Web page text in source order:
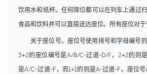
饮用水和纸杯。任何席位都可以在列车上通过
食品和饮料并可以直接送达座位。所有座位对于
关于座位号。座位号使用排号和字母编号
3+2的座位编号是A/B/C-过道-D/F，2+2的则
是A/C-过道-F，而1+1的则是A-过道-F。座位号